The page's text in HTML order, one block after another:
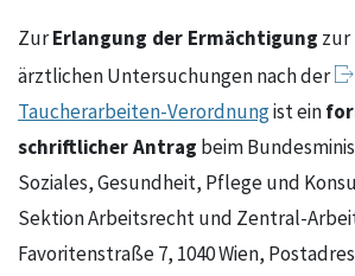
ZurErlangung der Ermächtigung
ärztlichen Untersuchungen nach der
Taucherarbeiten-Verordnungist ein
schriftlicher Antrag beim
Soziales, Gesundheit, Pflege und
Sektion Arbeitsrecht und Zentral-
Favoritenstraße 7, 1040 Wien,